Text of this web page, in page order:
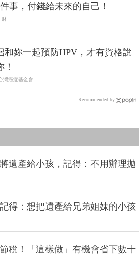
事，付錢給未來的自己！
財
和妳一起預防HPV，才有資格說
！
灣癌症基金會
Recommended by
遺產給小孩，記得：不用辦理拋
得：想把遺產給兄弟姐妹的小孩
稅！「這樣做」有機會省下數十